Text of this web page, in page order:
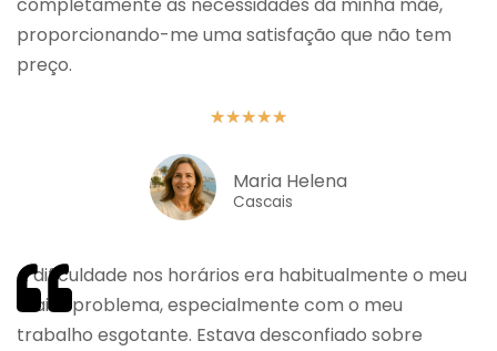
completamente às necessidades da minha mãe,
proporcionando-me uma satisfação que não tem
preço.
★★★★★
Maria Helena
Cascais
A dificuldade nos horários era habitualmente o meu
maior problema, especialmente com o meu
trabalho esgotante. Estava desconfiado sobre